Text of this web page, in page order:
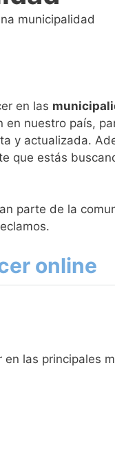
municipalidad
en las
nuestro país,
y actualizada.
que estás
parte de la
online
las principales